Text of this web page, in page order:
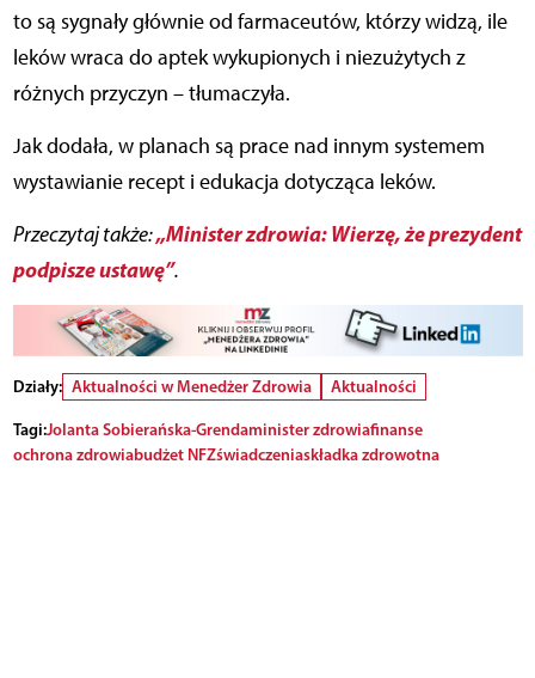
to są sygnały głównie od farmaceutów, którzy widzą, ile
leków wraca do aptek wykupionych i niezużytych z
różnych przyczyn – tłumaczyła.
Jak dodała, w planach są prace nad innym systemem
wystawianie recept i edukacja dotycząca leków.
Przeczytaj także:„Minister zdrowia: Wierzę, że prezydent
podpisze ustawę”.
Działy: Aktualności w Menedżer Zdrowia
Aktualności
Tagi:Jolanta Sobierańska-Grendaminister zdrowiafinanse
ochrona zdrowiabudżet NFZświadczeniaskładka zdrowotna